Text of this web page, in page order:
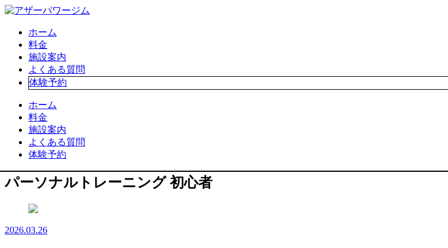
ホーム
料金
施設案内
よくある質問
体験予約
ホーム
料金
施設案内
よくある質問
体験予約
パーソナルトレーニング 初心者
2026.03.26